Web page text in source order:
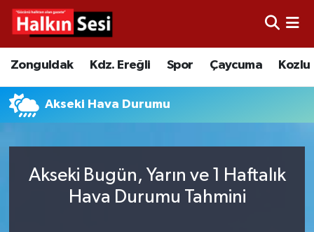
Zonguldak Kdz. Ereğli Spor Çaycuma Kozlu
Akseki Hava Durumu
Akseki Bugün, Yarın ve 1 Haftalık
Hava Durumu Tahmini
Video
Yazarlar
Çaycuma
KDZ. Ereğli
Alaplı
Merkez Hava Durumu
Merkez Trafik Yoğunluk Haritası
Tüm Manşetler